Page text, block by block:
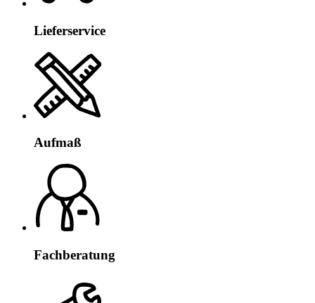
Lieferservice
Aufmaß
Fachberatung